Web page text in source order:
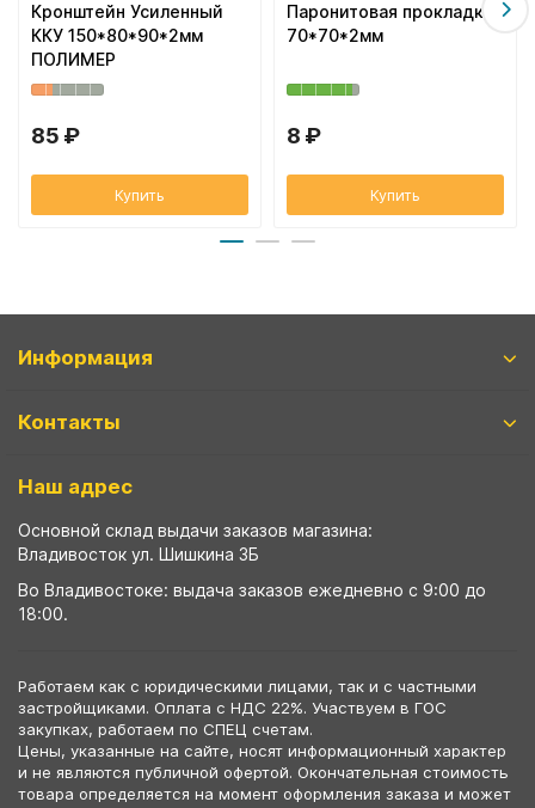
Кронштейн Усиленный
ККУ 150*80*90*2мм
ПОЛИМЕР
85 ₽
Купить
Паронитовая прокладка
70*70*2мм
8 ₽
Купить
Информация
Контакты
Наш адрес
Основной склад выдачи заказов магазина:
Владивосток ул. Шишкина 3Б
Во Владивостоке: выдача заказов ежедневно с 9:00 до
18:00.
Работаем как с юридическими лицами, так и с частными
застройщиками. Оплата с НДС 22%. Участвуем в ГОС
закупках, работаем по СПЕЦ счетам.
Цены, указанные на сайте, носят информационный характер
и не являются публичной офертой. Окончательная стоимость
товара определяется на момент оформления заказа и может